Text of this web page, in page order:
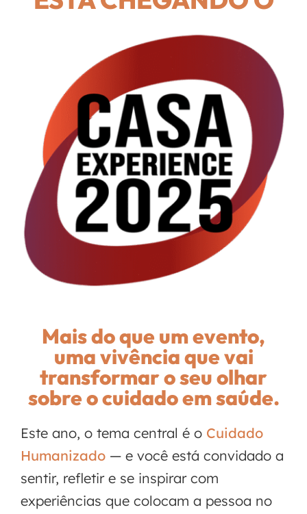
Mais do que um evento,
uma vivência que vai
transformar o seu olhar
sobre o cuidado em saúde.
Este ano, o tema central é o Cuidado
Humanizado — e você está convidado a
sentir, refletir e se inspirar com
experiências que colocam a pessoa no